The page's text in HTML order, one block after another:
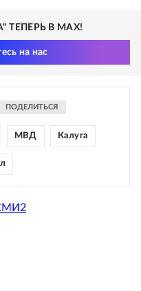
ТЕПЕРЬ В MAX!
на нас
ПОДЕЛИТЬСЯ
МВД Калуга